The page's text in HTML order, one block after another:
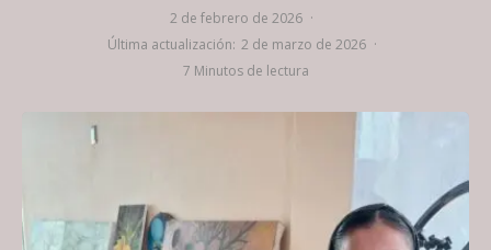
2 de febrero de 2026 ·
Última actualización: 2 de marzo de 2026 ·
7 Minutos de lectura